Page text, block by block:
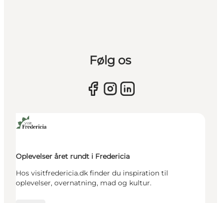
Følg os
Oplevelser året rundt i Fredericia
Hos visitfredericia.dk finder du inspiration til
oplevelser, overnatning, mad og kultur.